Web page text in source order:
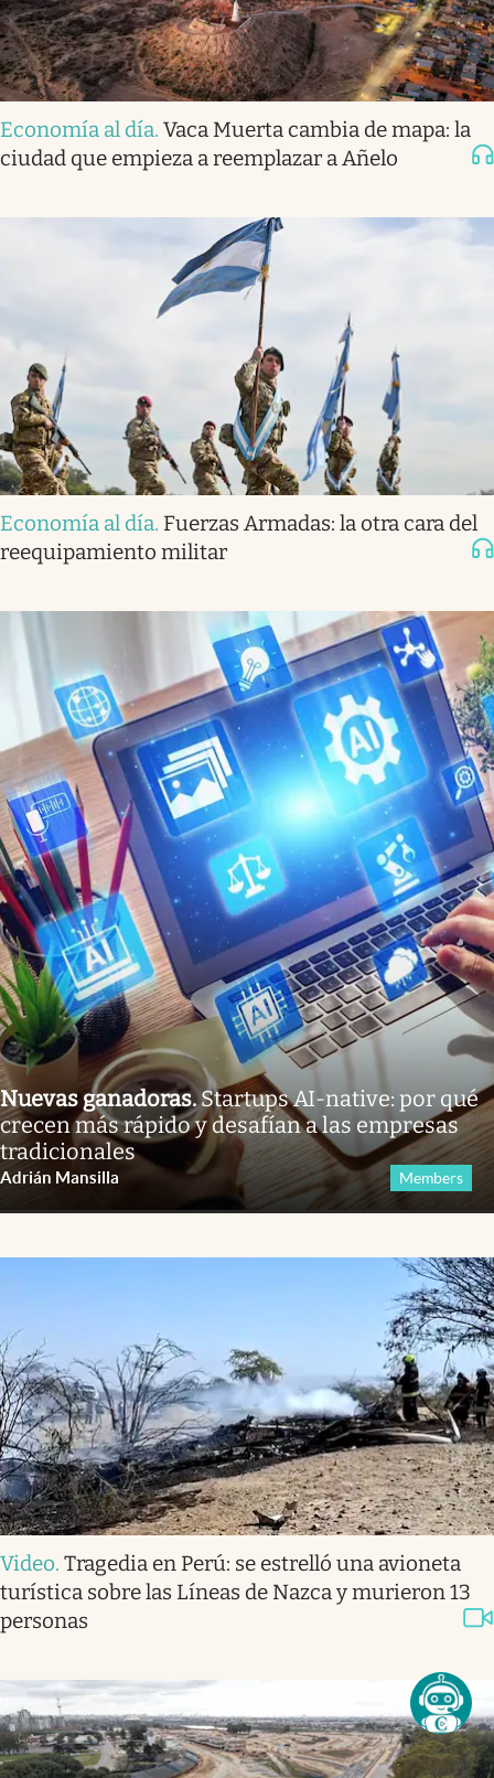
Economía al día. Vaca Muerta cambia de mapa: la
ciudad que empieza a reemplazar a Añelo
Economía al día. Fuerzas Armadas: la otra cara del
reequipamiento militar
Nuevas ganadoras.Startups AI-native: por qué
crecen más rápido y desafían a las empresas
tradicionales
Adrián Mansilla Members
Video. Tragedia en Perú: se estrelló una avioneta
turística sobre las Líneas de Nazca y murieron 13
personas